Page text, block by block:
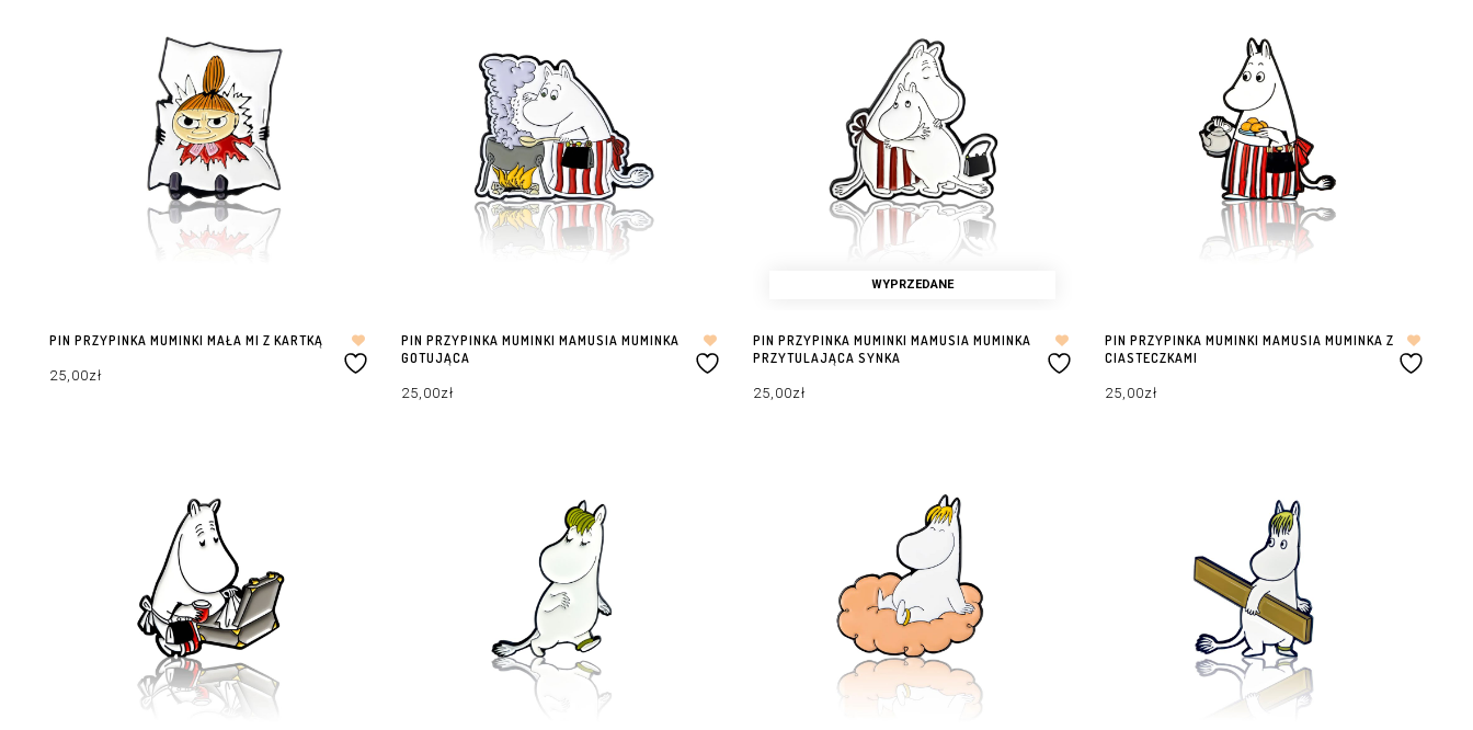
PIN PRZYPINKA MUMINKI MAŁA MI Z KARTKĄ
25,00zł
PIN PRZYPINKA MUMINKI MAMUSIA MUMINKA
GOTUJĄCA
25,00zł
WYPRZEDANE
PIN PRZYPINKA MUMINKI MAMUSIA MUMINKA
PRZYTULAJĄCA SYNKA
25,00zł
PIN PRZYPINKA MUMINKI MAMUSIA MUMINKA Z
CIASTECZKAMI
25,00zł